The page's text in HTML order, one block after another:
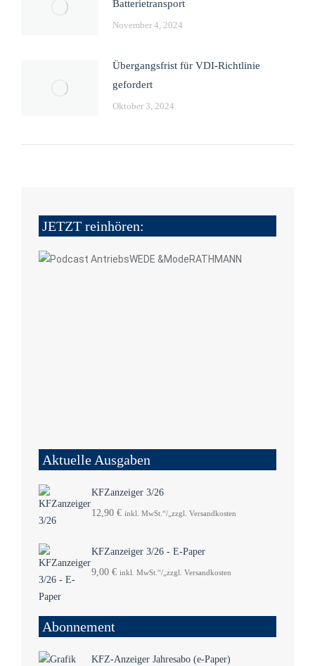
Batterietransport
November 4, 2024
Übergangsfrist für VDI-Richtlinie
gefordert
Oktober 3, 2024
JETZT reinhören:
Aktuelle Ausgaben
KFZanzeiger 3/26
12,90 € inkl. MwSt.“/„zzgl. Versandkosten
KFZanzeiger 3/26 - E-Paper
9,00 € inkl. MwSt.“/„zzgl. Versandkosten
Abonnement
KFZ-Anzeiger Jahresabo (e-Paper)